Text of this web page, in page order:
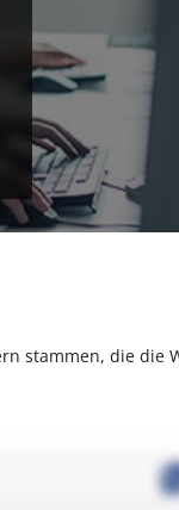
stammen, die die